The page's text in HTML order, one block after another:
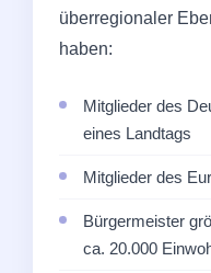
überregionaler
haben:
Mitglieder des
eines Landtags
Mitglieder des
Bürgermeister
ca. 20.000